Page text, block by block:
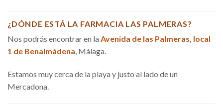
¿DÓNDE ESTÁ LA FARMACIA LAS PALMERAS?
Nos podrás encontrar en la Avenida de las Palmeras, local
1 de Benalmádena, Málaga.
Estamos muy cerca de la playa y justo al lado de un
Mercadona.